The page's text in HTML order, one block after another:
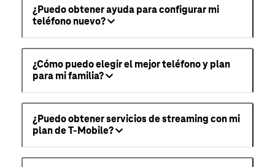
¿Puedo obtener ayuda para configurar mi
teléfono nuevo?
¿Cómo puedo elegir el mejor teléfono y plan
para mi familia?
¿Puedo obtener servicios de streaming con mi
plan de T-Mobile?